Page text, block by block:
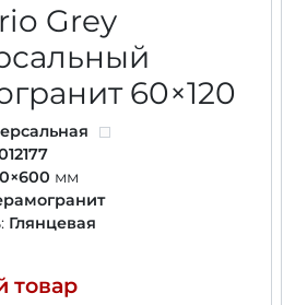
Grey
60×120
мм
Глянцевая
товар